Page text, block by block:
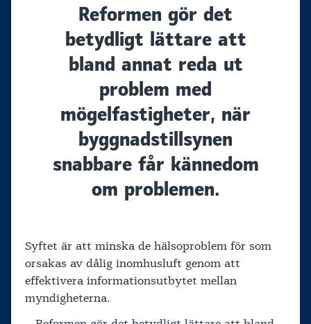
Reformen gör det
betydligt lättare att
bland annat reda ut
problem med
mögelfastigheter, när
byggnadstillsynen
snabbare får kännedom
om problemen.
Syftet är att minska de hälsoproblem för som
orsakas av dålig inomhusluft genom att
effektivera informationsutbytet mellan
myndigheterna.